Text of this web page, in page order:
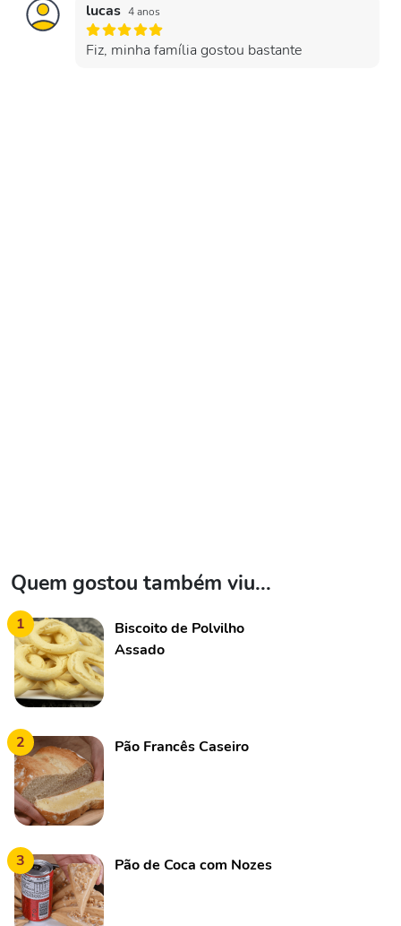
lucas 4 anos
Fiz, minha família gostou bastante
Quem gostou também viu...
1
Biscoito de Polvilho
Assado
2 Pão Francês Caseiro
3 Pão de Coca com Nozes